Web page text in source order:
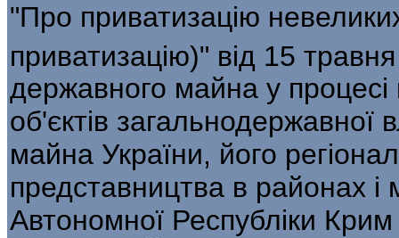
"Про приватизацію
приватизацію)" від 15
державно­го майна у процесі
об'єктів
майна України, його
представництва в районах і
Автономної Респуб­ліки